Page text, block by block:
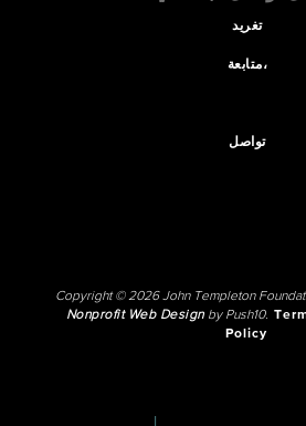
تغريد
متابعة،
تواصل
Copyright © 2026 John Templeton
Nonprofit Web Designby Push10.
Policy